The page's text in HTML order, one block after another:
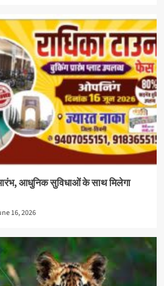
आधुनिक सुविधाओं के साथ मिलेगा
16, 2026